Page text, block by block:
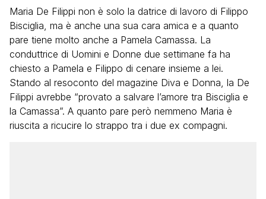
Maria De Filippi non è solo la datrice di lavoro di Filippo
Bisciglia, ma è anche una sua cara amica e a quanto
pare tiene molto anche a Pamela Camassa. La
conduttrice di Uomini e Donne due settimane fa ha
chiesto a Pamela e Filippo di cenare insieme a lei.
Stando al resoconto del magazine Diva e Donna, la De
Filippi avrebbe “provato a salvare l’amore tra Bisciglia e
la Camassa”. A quanto pare però nemmeno Maria è
riuscita a ricucire lo strappo tra i due ex compagni.